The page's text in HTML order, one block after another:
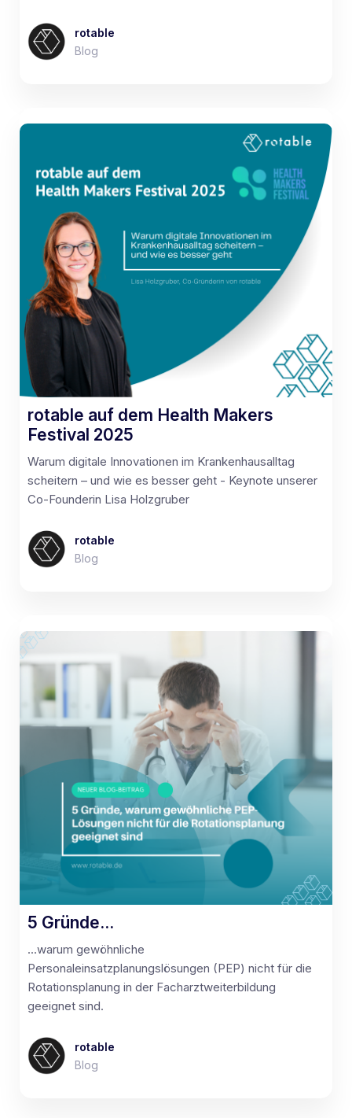
rotable
Blog
rotable auf dem Health Makers
Festival 2025
Warum digitale Innovationen im Krankenhausalltag
scheitern – und wie es besser geht - Keynote unserer
Co-Founderin Lisa Holzgruber
rotable
Blog
5 Gründe...
...warum gewöhnliche
Personaleinsatzplanungslösungen (PEP) nicht für die
Rotationsplanung in der Facharztweiterbildung
geeignet sind.
rotable
Blog